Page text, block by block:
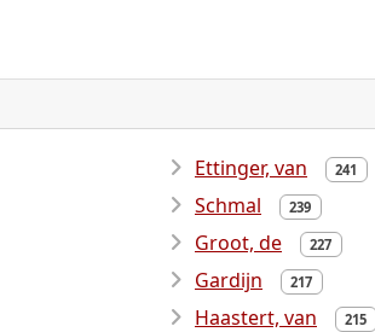
Ettinger, van 241
Schmal 239
Groot, de 227
Gardijn 217
Haastert, van 215